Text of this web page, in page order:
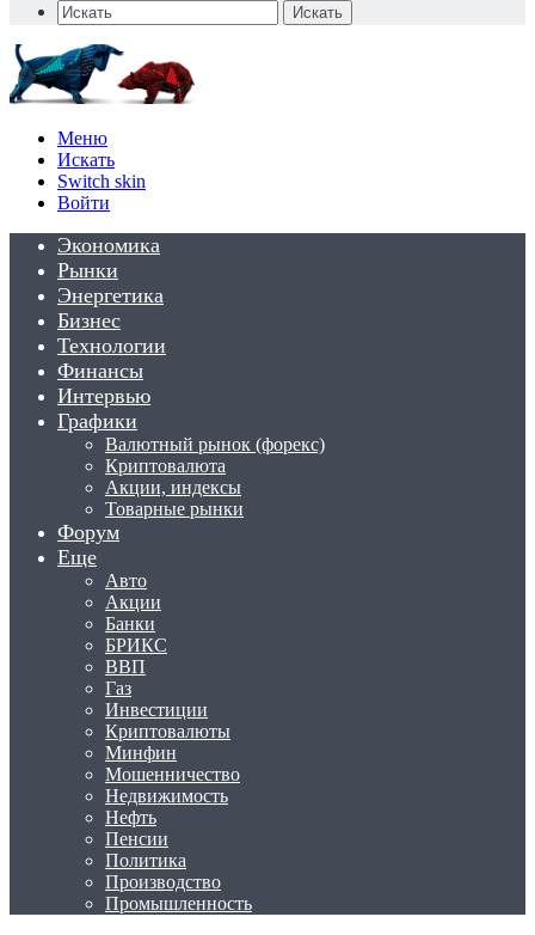
Искать
Меню
Искать
Switch skin
Войти
Экономика
Рынки
Энергетика
Бизнес
Технологии
Финансы
Интервью
Графики
Валютный рынок (форекс)
Криптовалюта
Акции, индексы
Товарные рынки
Форум
Еще
Авто
Акции
Банки
БРИКС
ВВП
Газ
Инвестиции
Криптовалюты
Минфин
Мошенничество
Недвижимость
Нефть
Пенсии
Политика
Производство
Промышленность